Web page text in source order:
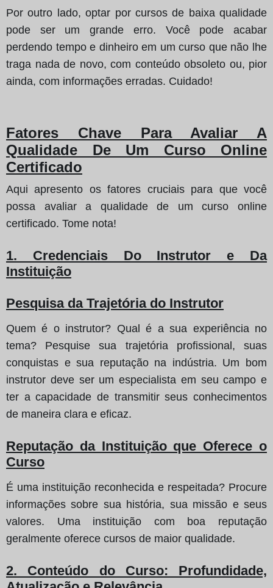
Por outro lado, optar por cursos de baixa qualidade
pode ser um grande erro. Você pode acabar
perdendo tempo e dinheiro em um curso que não lhe
traga nada de novo, com conteúdo obsoleto ou, pior
ainda, com informações erradas. Cuidado!
Fatores Chave Para Avaliar A
Qualidade De Um Curso Online
Certificado
Aqui apresento os fatores cruciais para que você
possa avaliar a qualidade de um curso online
certificado. Tome nota!
1. Credenciais Do Instrutor e Da
Instituição
Pesquisa da Trajetória do Instrutor
Quem é o instrutor? Qual é a sua experiência no
tema? Pesquise sua trajetória profissional, suas
conquistas e sua reputação na indústria. Um bom
instrutor deve ser um especialista em seu campo e
ter a capacidade de transmitir seus conhecimentos
de maneira clara e eficaz.
Reputação da Instituição que Oferece o
Curso
É uma instituição reconhecida e respeitada? Procure
informações sobre sua história, sua missão e seus
valores. Uma instituição com boa reputação
geralmente oferece cursos de maior qualidade.
2. Conteúdo do Curso: Profundidade,